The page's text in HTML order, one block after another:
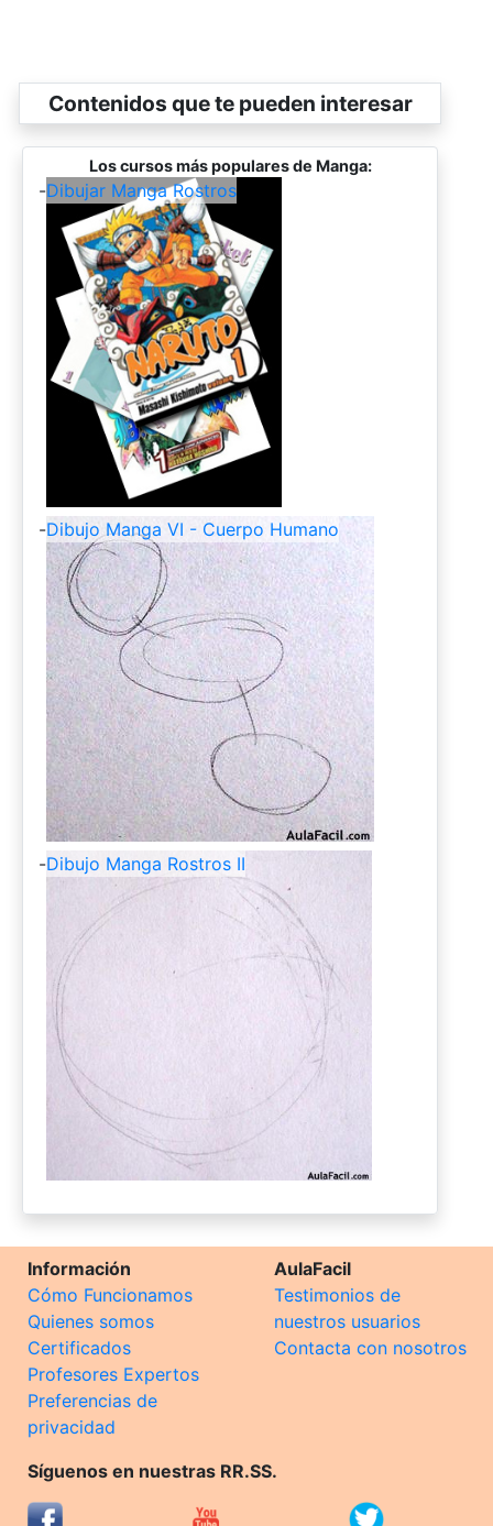
Contenidos que te pueden interesar
Los cursos más populares de Manga:
-Dibujar Manga Rostros
-Dibujo Manga VI - Cuerpo Humano
-Dibujo Manga Rostros II
Información
Cómo Funcionamos
Quienes somos
Certificados
Profesores Expertos
Preferencias de
privacidad
AulaFacil
Testimonios de
nuestros usuarios
Contacta con nosotros
Síguenos en nuestras RR.SS.